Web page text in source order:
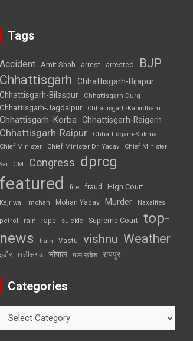
Tags
Accident Amit Shah arrest arrested BJP
Chhattisgarh
Chhattisgarh-Bijapur
Chhattisgarh-Bilaspur
Chhattisgarh-Durg
Chhattisgarh-Jagdalpur Chhattisgarh-Kabirdham
Chhattisgarh-Korba Chhattisgarh-Raigarh
Chhattisgarh-Raipur
Chhattisgarh-Sukma
Chief Minister
Chief Minister Dr. Yadav Chief Minister
Sai CM Congress dprcg
featured fire fraud High Court
Kejriwal mohan Mohan Yadav Murder Naxalites
petrol rain rape suicide Supreme Court top-
news
train Vastu vishnu Weather
इंदौर छत्तीसगढ़ भोपाल मध्य प्रदेश रायपुर
Categories